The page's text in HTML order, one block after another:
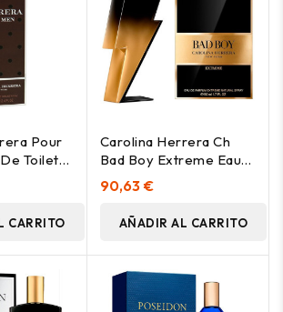
Pour
Toilette
CARRITO
Carolina Herrera Ch
Bad Boy Extreme Eau
De Parfum 50Ml
90,63 €
AÑADIR AL CARRITO